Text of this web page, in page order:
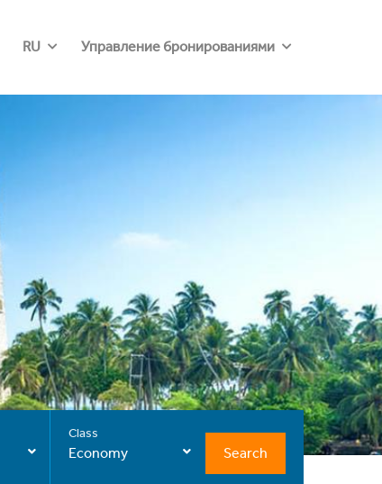
RU Управление бронированиями
Class
Economy Search